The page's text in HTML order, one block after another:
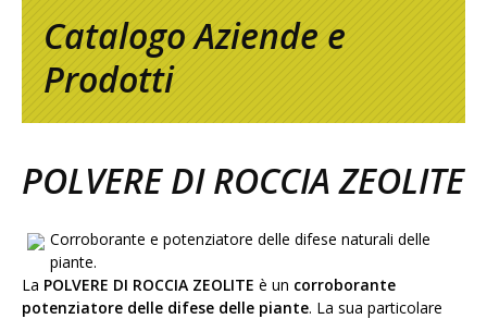
Catalogo Aziende e
Prodotti
POLVERE DI ROCCIA ZEOLITE
Corroborante e potenziatore delle difese naturali delle
piante.
La POLVERE DI ROCCIA ZEOLITE è un corroborante
potenziatore delle difese delle piante. La sua particolare